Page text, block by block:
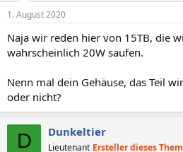
1. August 2020
Naja wir reden hier von 15TB, die
wahrscheinlich 20W saufen.
Nenn mal dein Gehäuse, das Teil
oder nicht?
D Dunkeltier
Lieutenant Ersteller dieses